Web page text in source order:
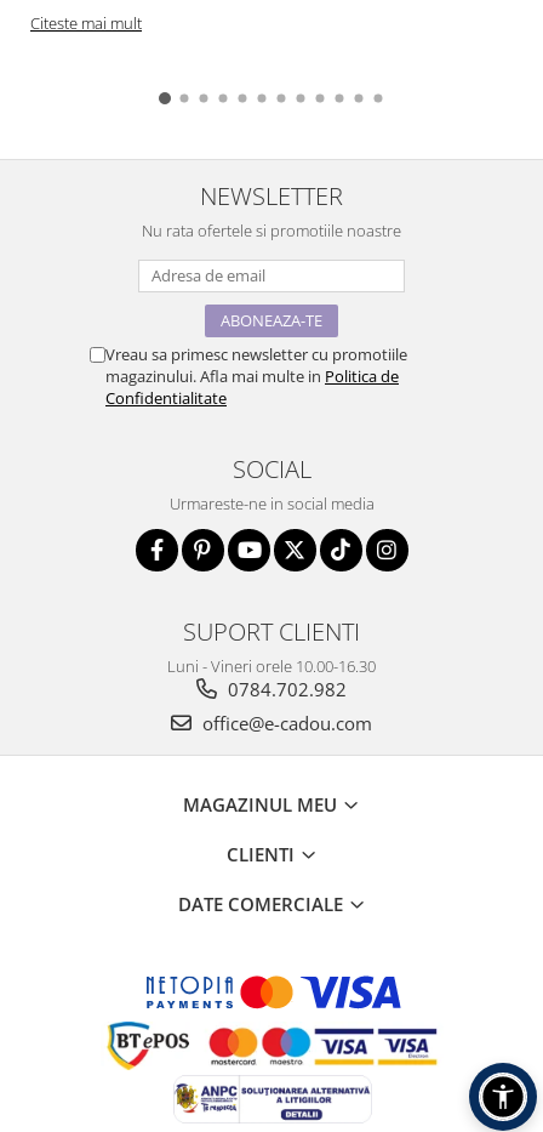
Citeste mai mult
NEWSLETTER
Nu rata ofertele si promotiile noastre
Vreau sa primesc newsletter cu promotiile
magazinului. Afla mai multe in Politica de
Confidentialitate
SOCIAL
Urmareste-ne in social media
SUPORT CLIENTI
Luni - Vineri orele 10.00-16.30
0784.702.982
office@e-cadou.com
MAGAZINUL MEU
CLIENTI
DATE COMERCIALE